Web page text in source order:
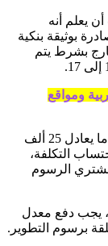
يعلم أنه
بوثيقة بنكية
بشرط يتم
ومواقع
يبلغ متوسط ​​تكلفة شحن السيارة 1000 يورو، أي ما يعادل 25 ألف
التكلفة،
الرسوم
يجب دفع معدل